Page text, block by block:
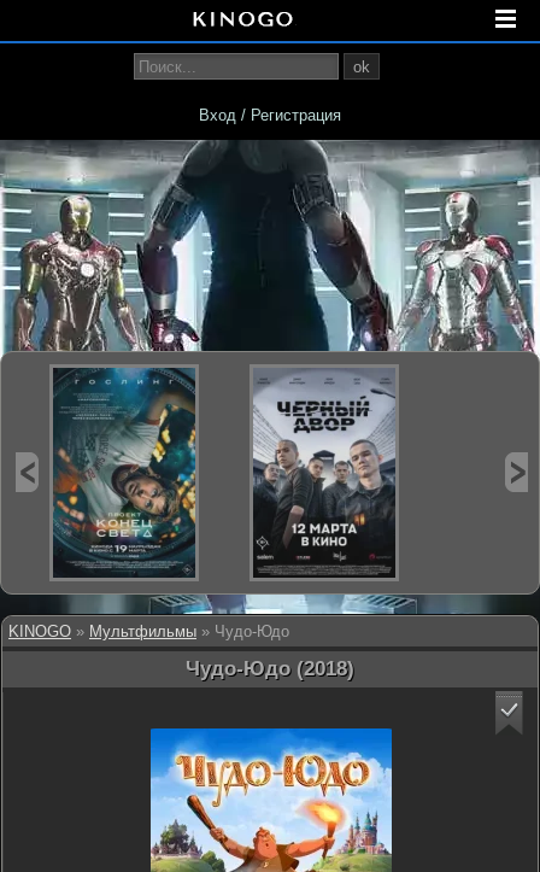
KINOGO » Мультфильмы » Чудо-Юдо
Чудо-Юдо (2018)
ok
Вход / Регистрация